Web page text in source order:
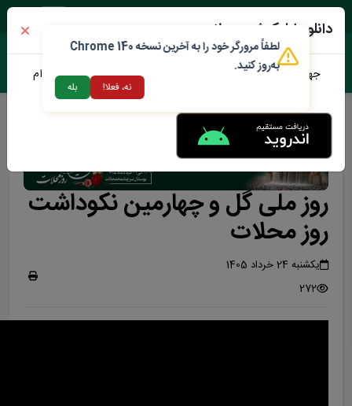
روز ملی گل و چهارمین نکوداشت
روز محلات
یکشنبه 24 خرداد 1405
272
دانلود اپلیکیشن محلات من
جهت دانلود نرم افزار محلات من می توانید از طریق لینک زیر اقدام
لطفاً مرورگر خود را به آخرین نسخه Chrome 140
به‌روز کنید.
نه، فعلا! بله